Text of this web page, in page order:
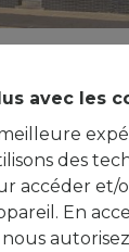
avec les
des
accéder et/
En
644,